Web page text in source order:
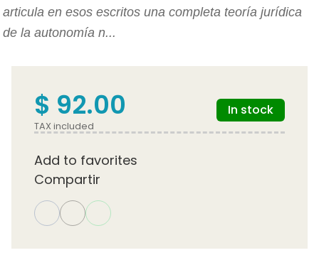
articula en esos escritos una completa teoría jurídica
de la autonomía n...
$ 92.00
TAX included
In stock
Add to favorites
Compartir